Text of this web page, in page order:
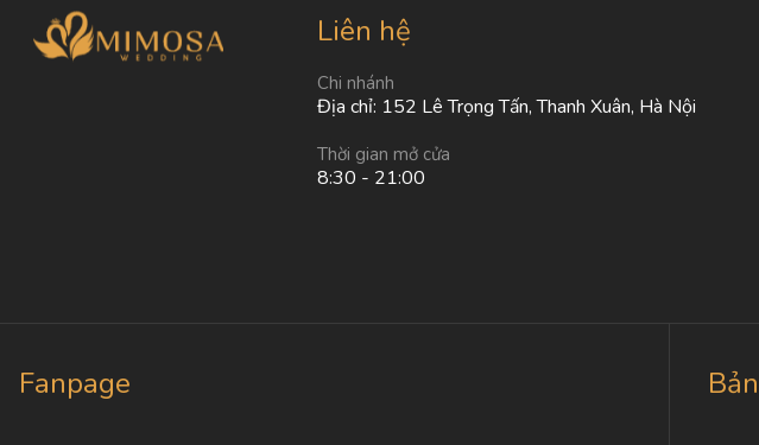
Liên hệ
Chi nhánh
Địa chỉ: 152 Lê Trọng Tấn, Thanh Xuân, Hà Nội
Thời gian mở cửa
8:30 - 21:00
Fanpage